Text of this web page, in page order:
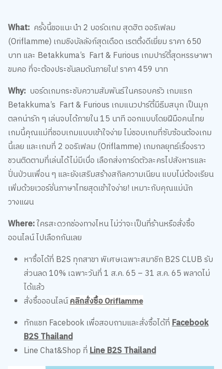
What: ครั้งนี้ขอแนะนำ 2 บอร์ดเกม สุดฮิต ออริเฟลม
(Oriflamme) เกมชิงบัลลังก์สุดเดือด เรตติ้งดีเยี่ยม ราคา 650
บาท และ Betakkuma’s Fart & Furious เกมปาร์ตี้สุดหรรษาพา
ขมคอ ที่จะต้องประชันลมดันภายใน! ราคา 459 บาท
Why:บอร์ดเกมกระชับความสัมพันธ์ในครอบครัว เกมแรก
Betakkuma’s Fart & Furious เกมแนวปาร์ตี้มีธีมสนุก เป็นมุก
ตลกน่ารัก ๆ เล่นจบได้ภายใน 15 นาที ออกแบบโดยฝีมือคนไทย
เกมนี้คุณแม่ที่ชอบเกมแบบเข้าใจง่าย ไม่ชอบเกมที่ซับซ้อนต้องเกม
นี้เลย และเกมที่ 2 ออริเฟลม (Oriflamme) เกมกลยุทธ์เรื่องราว
ชวนติดตามที่เล่นได้ไม่มีเบื่อ เลือกส่งการ์ดตัวละครไปสังหารและ
ปั่นป่วนเพื่อน ๆ และยังเสริมสร้างสกิลความเนียน แบบไม่ต้องเรียน
เพิ่มด้วยเวอร์ชั่นภาษาไทยสุดเข้าใจง่าย! เหมาะกับคุณแม่นัก
วางแผน
Where:ใครสะดวกช่องทางไหน ไม่ว่าจะเป็นที่ร้านหรือสั่งซื้อ
ออนไลน์ ไปเลือกกันเลย
หาซื้อได้ที่ B2S ทุกสาขา พิเศษเฉพาะสมาชิก B2S CLUB รับ
ส่วนลด 10% เฉพาะวันที่ 1 ส.ค. 65 – 31 ส.ค. 65 พลาดไม่
ได้แล้ว
สั่งซื้อออนไลน์คลิกสั่งซื้อ Oriflamme
ทักแชท Facebook เพื่อสอบถามและสั่งซื้อได้ที่Facebook
B2S Thailand
Line Chat&Shop ที่Line B2S Thailand